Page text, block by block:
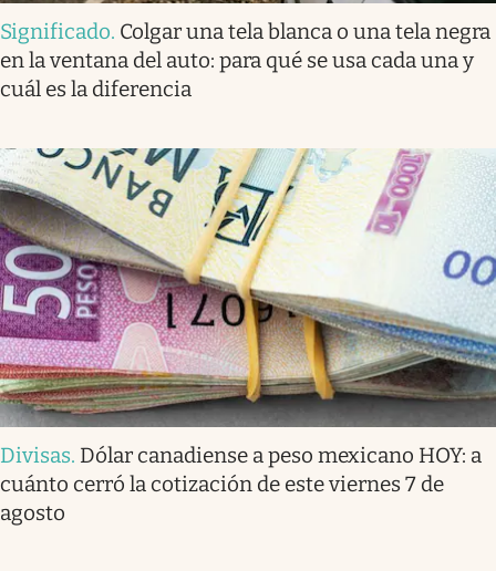
Significado. Colgar una tela blanca o una tela negra
en la ventana del auto: para qué se usa cada una y
cuál es la diferencia
Divisas. Dólar canadiense a peso mexicano HOY: a
cuánto cerró la cotización de este viernes 7 de
agosto